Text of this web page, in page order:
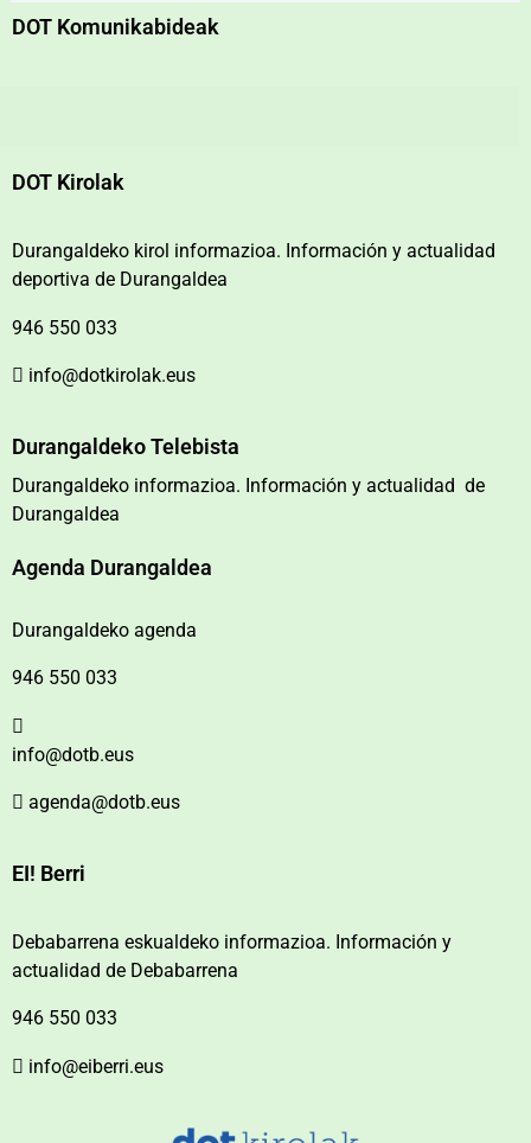
DOT Komunikabideak
DOT Kirolak
Durangaldeko kirol informazioa. Información y actualidad
deportiva de Durangaldea
946 550 033
info@dotkirolak.eus
Durangaldeko Telebista
Durangaldeko informazioa. Información y actualidad de
Durangaldea
Agenda Durangaldea
Durangaldeko agenda
946 550 033
info@dotb.eus
agenda@dotb.eus
EI! Berri
Debabarrena eskualdeko informazioa. Información y
actualidad de Debabarrena
946 550 033
info@eiberri.eus